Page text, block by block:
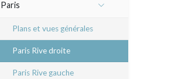
Atsuko Ishii
Laurent Letourmy
et oiseaux)
Motifs, kimono et éventails
Sem
Paris
Plans et vues générales
Paris Rive droite
Paris Rive gauche